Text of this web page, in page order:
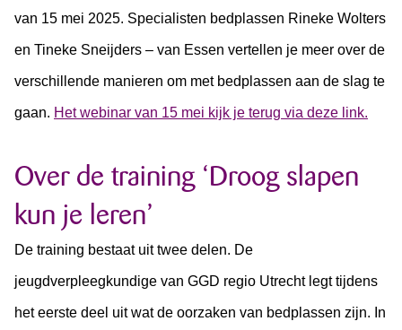
van 15 mei 2025. Specialisten bedplassen Rineke Wolters
en Tineke Sneijders – van Essen vertellen je meer over de
verschillende manieren om met bedplassen aan de slag te
gaan. Het webinar van 15 mei kijk je terug via deze link.
Over de training ‘Droog slapen
kun je leren’
De training bestaat uit twee delen. De
jeugdverpleegkundige van GGD regio Utrecht legt tijdens
het eerste deel uit wat de oorzaken van bedplassen zijn. In